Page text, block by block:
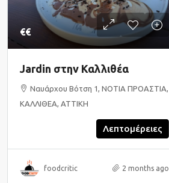
€€
Jardin στην Καλλιθέα
Ναυάρχου Βότση 1, ΝΟΤΙΑ ΠΡΟΑΣΤΙΑ,
ΚΑΛΛΙΘΕΑ, ΑΤΤΙΚΗ
Λεπτομέρειες
foodcritic 2 months ago